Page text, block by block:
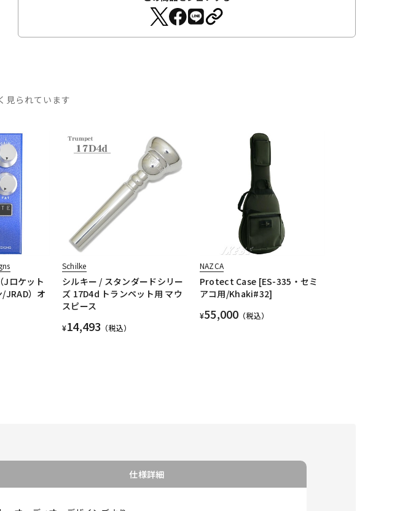
見られています
ロケット
JRAD）オ
Schilke
シルキー / スタンダードシリー
ズ 17D4d トランペット用 マウ
スピース
¥14,493 （税込）
NAZCA
Protect Case [ES-335・セミ
アコ用/Khaki#32]
¥55,000 （税込）
仕様詳細